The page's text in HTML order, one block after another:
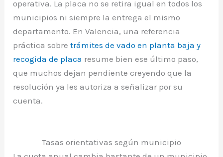
operativa. La placa no se retira igual en todos los
municipios ni siempre la entrega el mismo
departamento. En Valencia, una referencia
práctica sobretrámites de vado en planta baja y
recogida de placa resume bien ese último paso,
que muchos dejan pendiente creyendo que la
resolución ya les autoriza a señalizar por su
cuenta.
Tasas orientativas según municipio